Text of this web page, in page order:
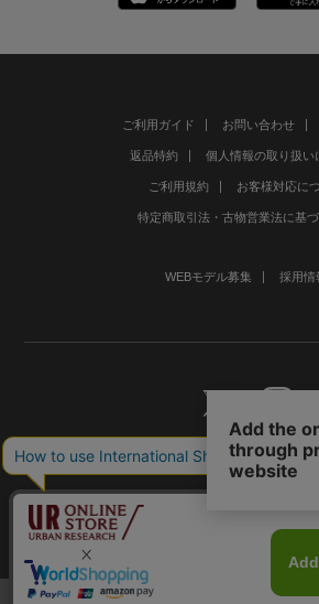
ご利用ガイド お問い合わせ
返品特約 個人情報の取り扱い
ご利用規約 お客様対応に
特定商取引法・古物営業法に基
WEBモデル募集 採用情
©URBAN RESEARCH Co., Ltd.All